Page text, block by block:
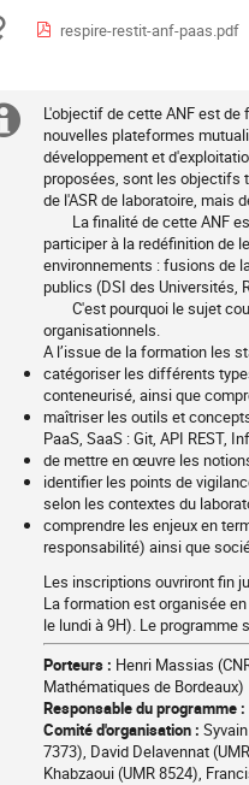
horaires
Europe/Paris
Documents
respire-restit-anf-paas.pdf
Information
L'objectif de cette ANF est
nouvelles plateformes
développement et
proposées, sont les objectifs
de l'ASR de laboratoire, mais
La finalité de cette ANF
participer à la redéfinition de
environnements : fusions de
publics (DSI des Universités,
C'est pourquoi le sujet
organisationnels.
Objectifs
pédagogiques
A l’issue de la formation les
catégoriser les différents
conteneurisé, ainsi que
maîtriser les outils et
PaaS, SaaS : Git, API REST,
de mettre en œuvre les
identifier les points de
selon les contextes du
comprendre les enjeux en
responsabilité) ainsi que
Inscriptions
Les inscriptions ouvriront fin
Informations
pratiques
La formation est organisée
le lundi à 9H). Le programme
Porteurs : Henri Massias
Mathématiques de Bordeaux)
Responsable du programme :
Comité d'organisation :
7373), David Delavennat
Khabzaoui (UMR 8524),